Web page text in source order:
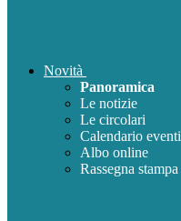
Novità
Panoramica
Le notizie
Le circolari
Calendario eventi
Albo online
Rassegna stampa